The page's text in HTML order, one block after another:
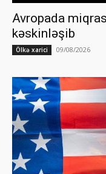
Avropada
kəskinləşib
Ölkə xarici 09/08/2026